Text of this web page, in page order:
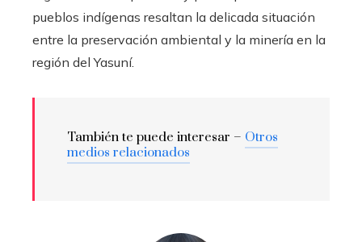
pueblos indígenas resaltan la delicada situación
entre la preservación ambiental y la minería en la
región del Yasuní.
También te puede interesar – Otros
medios relacionados